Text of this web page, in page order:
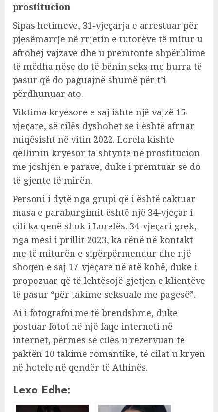
prostitucion
Sipas hetimeve, 31-vjeçarja e arrestuar për
pjesëmarrje në rrjetin e tutorëve të mitur u
afrohej vajzave dhe u premtonte shpërblime
të mëdha nëse do të bënin seks me burra të
pasur që do paguajnë shumë për t’i
përdhunuar ato.
Viktima kryesore e saj ishte një vajzë 15-
vjeçare, së cilës dyshohet se i është afruar
miqësisht në vitin 2022. Lorela kishte
qëllimin kryesor ta shtynte në prostitucion
me joshjen e parave, duke i premtuar se do
të gjente të mirën.
Personi i dytë nga grupi që i është caktuar
masa e paraburgimit është një 34-vjeçar i
cili ka qenë shok i Lorelës. 34-vjeçari grek,
nga mesi i prillit 2023, ka rënë në kontakt
me të miturën e sipërpërmendur dhe një
shoqen e saj 17-vjeçare në atë kohë, duke i
propozuar që të lehtësojë gjetjen e klientëve
të pasur “për takime seksuale me pagesë”.
Ai i fotografoi me të brendshme, duke
postuar fotot në një faqe interneti në
internet, përmes së cilës u rezervuan të
paktën 10 takime romantike, të cilat u kryen
në hotele në qendër të Athinës.
Lexo Edhe: